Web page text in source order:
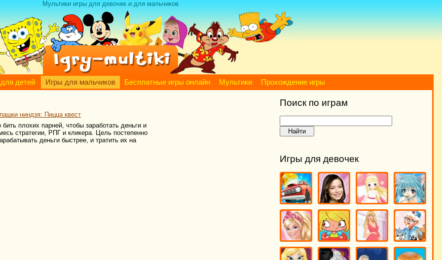
Мультики игры для девочек и для мальчиков
детей Игры для мальчиков Бесплатные игры онлайн Мультики Прохождение игры
ниндзя: Пицца квест
плохих парней, чтобы заработать деньги и
стратегии, РПГ и кликера. Цель постепенно
деньги быстрее, и тратить их на
Поиск по играм
Игры для девочек